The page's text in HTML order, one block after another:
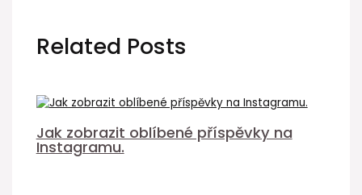
Related Posts
Jak zobrazit oblíbené příspěvky na
Instagramu.